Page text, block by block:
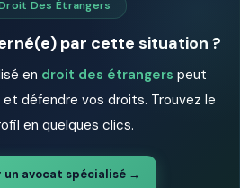
Des Étrangers
par cette situation ?
en droit des étrangers peut
défendre vos droits. Trouvez le
en quelques clics.
un avocat spécialisé →